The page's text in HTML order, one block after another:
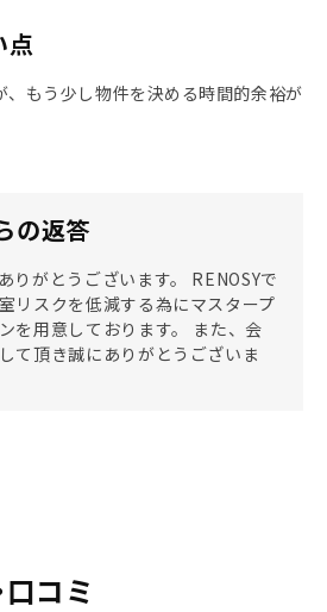
点
もう少し物件を決める時間的余裕が
の返答
りがとうございます。 RENOSYで
リスクを低減する為にマスタープ
を用意しております。 また、会
て頂き誠にありがとうございま
コミ